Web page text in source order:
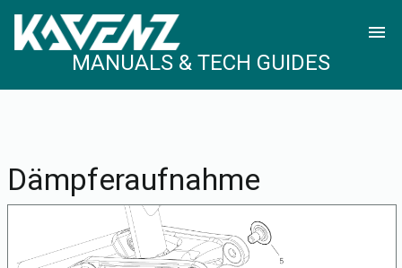
menu
MANUALS & TECH GUIDES
Dämpferaufnahme